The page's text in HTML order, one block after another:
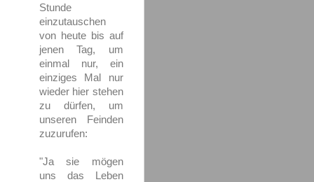
Stunde
einzutauschen
von heute bis auf
jenen Tag, um
einmal nur, ein
einziges Mal nur
wieder hier stehen
zu dürfen, um
unseren Feinden
zuzurufen:
"Ja sie mögen
uns das Leben